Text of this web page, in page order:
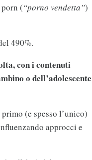
(“porno vendetta”)
490%.
con i contenuti
o dell’adolescente
(e spesso l’unico)
approcci e